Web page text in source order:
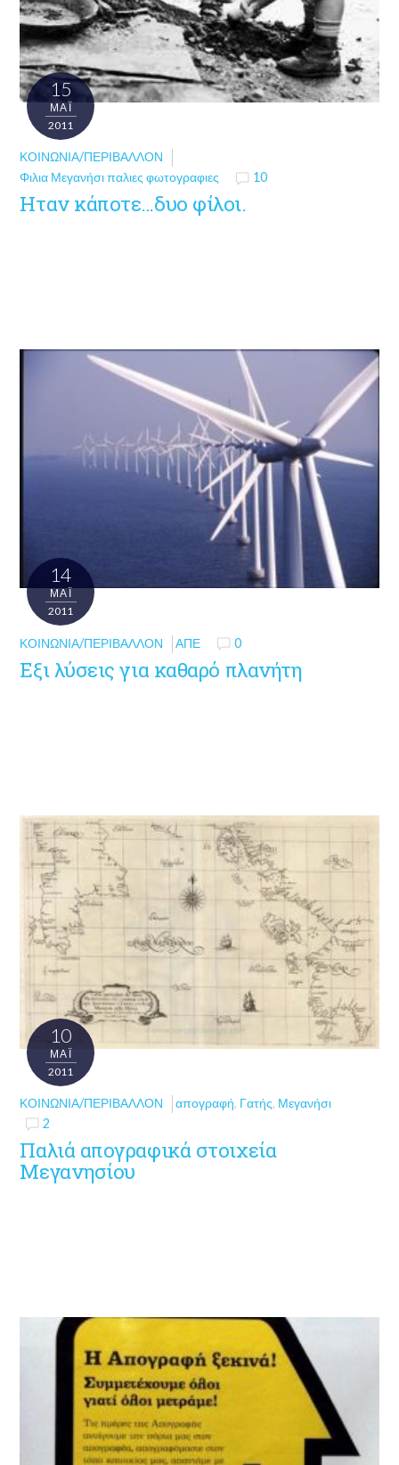
15
ΜΑΪ́
2011
ΚΟΙΝΩΝΊΑ/ΠΕΡΙΒΆΛΛΟΝ
Φιλια Μεγανήσι παλιες φωτογραφιες
10
Hταν κάποτε…δυο φίλοι.
14
ΜΑΪ́
2011
ΚΟΙΝΩΝΊΑ/ΠΕΡΙΒΆΛΛΟΝ ΑΠΕ 0
Εξι λύσεις για καθαρό πλανήτη
10
ΜΑΪ́
2011
ΚΟΙΝΩΝΊΑ/ΠΕΡΙΒΆΛΛΟΝ απογραφή, Γατής, Μεγανήσι
2
Παλιά απογραφικά στοιχεία
Μεγανησίου